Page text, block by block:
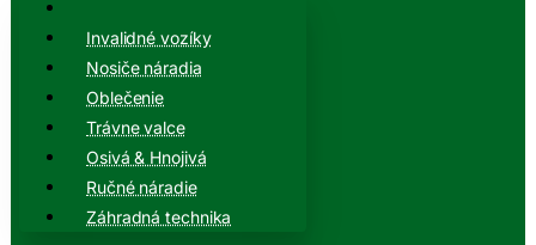
Invalidné vozíky
Nosiče náradia
Oblečenie
Trávne valce
Osivá & Hnojivá
Ručné náradie
Záhradná technika